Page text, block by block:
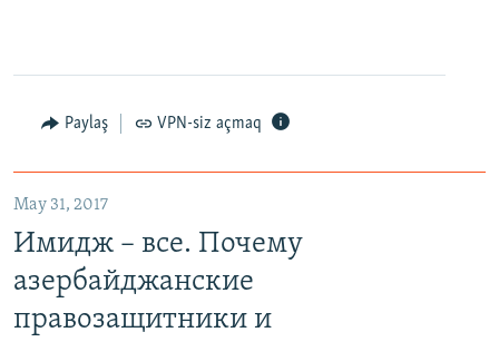
Paylaş VPN-siz açmaq
May 31, 2017
Имидж – все. Почему
азербайджанские
правозащитники и